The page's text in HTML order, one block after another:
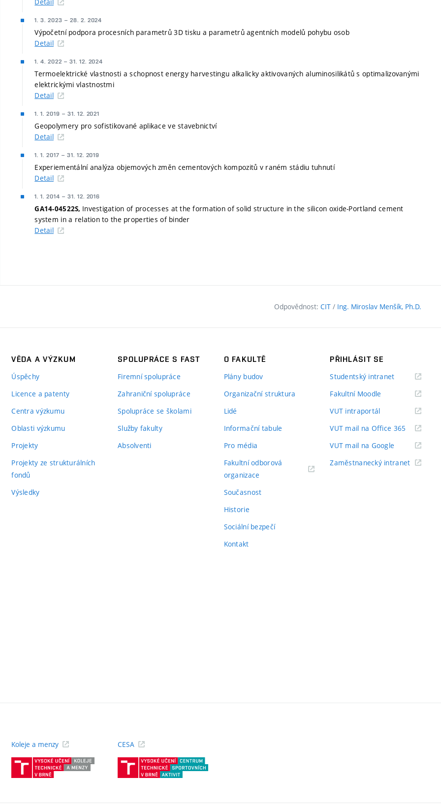
1. 3. 2023 – 28. 2. 2024
Výpočetní podpora procesních parametrů 3D tisku a parametrů agentních modelů pohybu osob
Detail
1. 4. 2022 – 31. 12. 2024
Termoelektrické vlastnosti a schopnost energy harvestingu alkalicky aktivovaných aluminosilikátů s optimalizovanými
elektrickými vlastnostmi
Detail
1. 1. 2019 – 31. 12. 2021
Geopolymery pro sofistikované aplikace ve stavebnictví
Detail
1. 1. 2017 – 31. 12. 2019
Experiementální analýza objemových změn cementových kompozitů v raném stádiu tuhnutí
Detail
1. 1. 2014 – 31. 12. 2016
GA14-04522S, Investigation of processes at the formation of solid structure in the silicon oxide-Portland cement
system in a relation to the properties of binder
Detail
Odpovědnost: CIT / Ing. Miroslav Menšík, Ph.D.
VĚDA A VÝZKUM
Úspěchy
Licence a patenty
Centra výzkumu
Oblasti výzkumu
Projekty
Projekty ze strukturálních
fondů
Výsledky
SPOLUPRÁCE S FAST
Firemní spolupráce
Zahraniční spolupráce
Spolupráce se školami
Služby fakulty
Absolventi
O FAKULTĚ
Plány budov
Organizační struktura
Lidé
Informační tabule
Pro média
Fakultní odborová
organizace
Současnost
Historie
Sociální bezpečí
Kontakt
PŘIHLÁSIT SE
Studentský intranet(externí
Fakultní Moodle
VUT intraportál(externí
VUT mail na Office 365 (externí
odkaz)
VUT mail na Google (externí
Zaměstnanecký intranet(externí
Koleje a menzy
(externí
CESA